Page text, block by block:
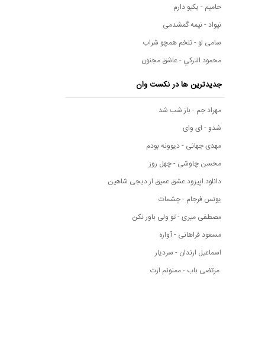
حامیم - یکیو دارم
نیواد - نیمه گمشدمی
سامی لو - تلخم همچو شراب
محمود التركي - عاشق مجنون
جدیدترین ها در نکست وان
مهراد جم - باز شب شد
شدو - ای وای
مهدی جهانی - دیوونه بودم
محسن چاوشی - چهل روز
دانلود اپیزود عشق عمیق از دیجی شاهین
یونس فرجام - چشمات
مصطفی میری - تو ولی باور نکن
مسعود فراهانی - آواره
اسماعیل ارندان - سردیار
مرتضی باب - ممنونم ازت